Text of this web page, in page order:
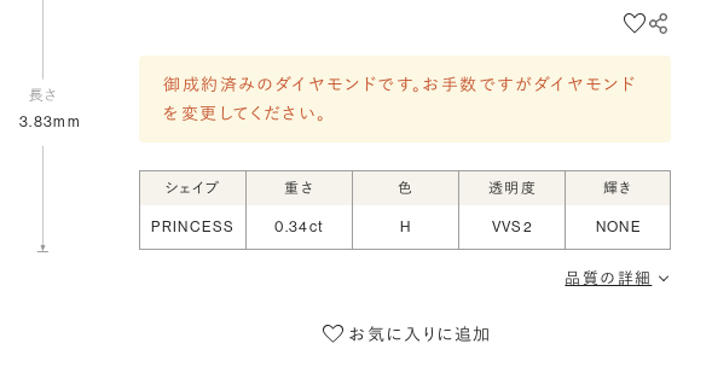
3.83mm
御成約済みのダイヤモンドです。お手数ですがダイヤモンド
を変更してください。
シェイプ 重さ 色 透明度 輝き
PRINCESS 0.34ct H VVS2 NONE
品質の詳細
お気に入りに追加